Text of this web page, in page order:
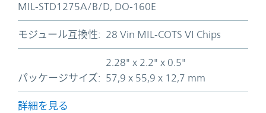
MIL-STD1275A/B/D, DO-160E
モジュール互換性: 28 Vin MIL-COTS VI Chips
パッケージサイズ:
2.28" x 2.2" x 0.5"
57,9 x 55,9 x 12,7 mm
詳細を見る